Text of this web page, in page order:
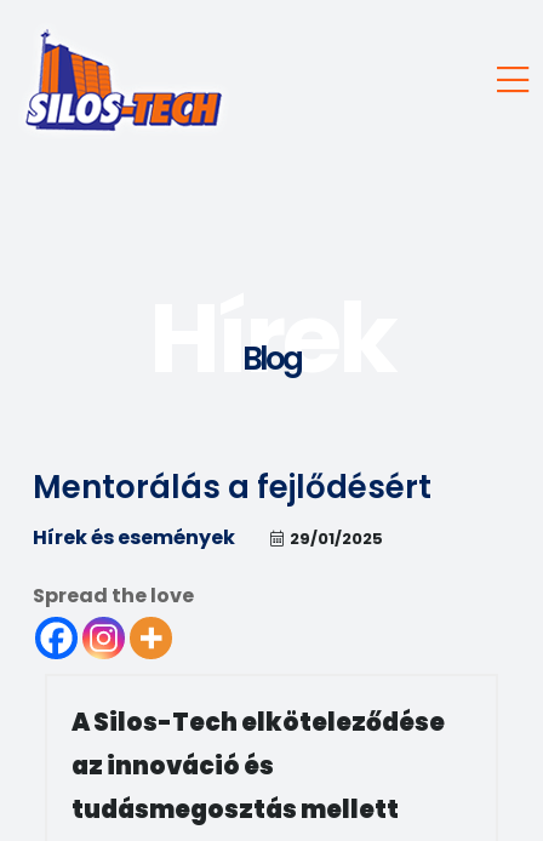
Hírek
Blog
Mentorálás a fejlődésért
Hírek és események 29/01/2025
Spread the love
A Silos-Tech elköteleződése
az innováció és
tudásmegosztás mellett